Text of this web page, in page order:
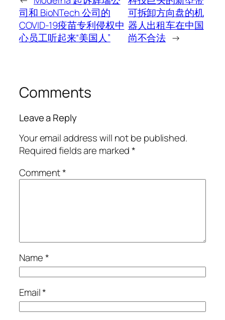
司和 BioNTech 公司的
COVID-19疫苗专利侵权中
心员工听起来“美国人”
可拆卸方向盘的机
器人出租车在中国
尚不合法 →
Comments
Leave a Reply
Your email address will not be published.
Required fields are marked*
Comment*
Name*
Email*